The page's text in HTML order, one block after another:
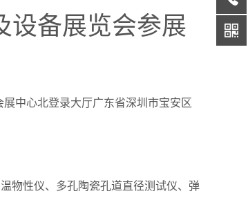
设备展览会参展
展中心北登录大厅广东省深圳市宝安区
物性仪、多孔陶瓷孔道直径测试仪、弹